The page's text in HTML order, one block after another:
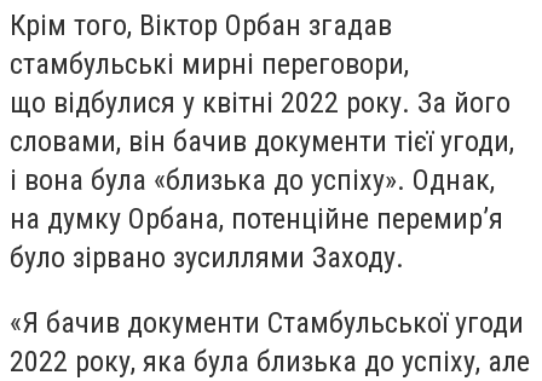
Крім того, Віктор Орбан згадав
стамбульські мирні переговори,
що відбулися у квітні 2022 року. За його
словами, він бачив документи тієї угоди,
і вона була «близька до успіху». Однак,
на думку Орбана, потенційне перемир’я
було зірвано зусиллями Заходу.
«Я бачив документи Стамбульської угоди
2022 року, яка була близька до успіху, але